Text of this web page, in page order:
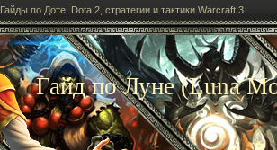
Гайды по Доте, Dota 2, стратегии и тактики Warcraft 3
Гайд по Луне (Luna